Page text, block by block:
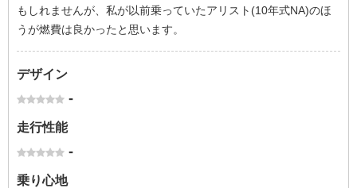
もしれませんが、私が以前乗っていたアリスト(10年式NA)のほ
うが燃費は良かったと思います。
デザイン
-
走行性能
-
乗り心地